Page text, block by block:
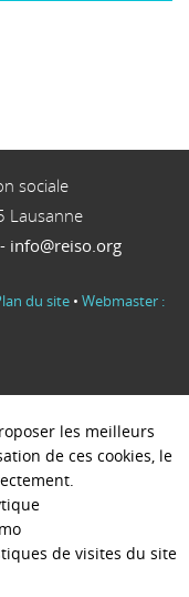
sociale
Lausanne
- info@reiso.org
du site • Webmaster :
les meilleurs
de ces cookies, le
de visites du site